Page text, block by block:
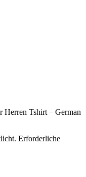
Herren Tshirt – German
Erforderliche